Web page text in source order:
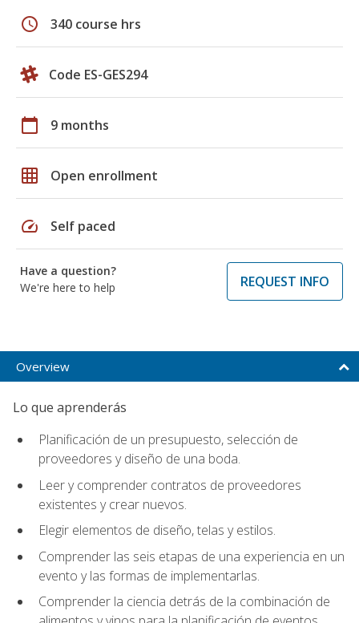
schedule 340 course hrs
Code ES-GES294
calendar_today 9 months
grid_on Open enrollment
speed Self paced
Have a question?
We're here to help
REQUEST INFO
Overview
Lo que aprenderás
Planificación de un presupuesto, selección de
proveedores y diseño de una boda.
Leer y comprender contratos de proveedores
existentes y crear nuevos.
Elegir elementos de diseño, telas y estilos.
Comprender las seis etapas de una experiencia en un
evento y las formas de implementarlas.
Comprender la ciencia detrás de la combinación de